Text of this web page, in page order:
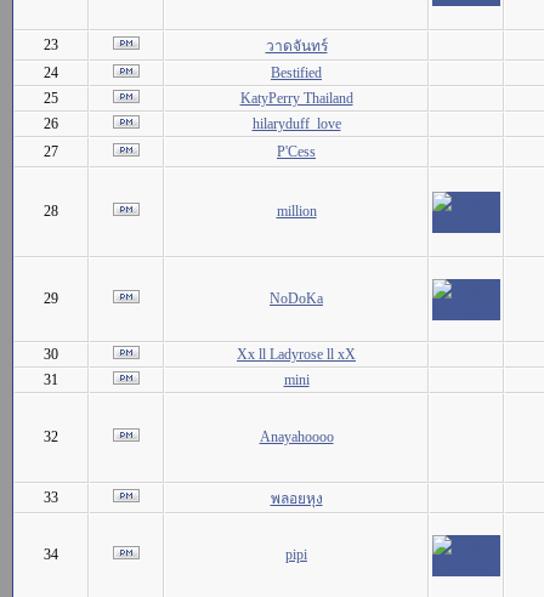
23
วาดจันทร์
24
Bestified
25
KatyPerry Thailand
26
hilaryduff_love
27
P'Cess
28 million
29 NoDoKa
30
Xx ll Ladyrose ll xX
31
mini
32 Anayahoooo
33 พลอยหุง
34 pipi